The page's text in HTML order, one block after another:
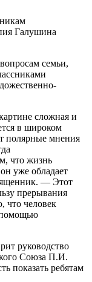
Галушина
семьи,
сложная и
в широком
полярные мнения
что жизнь
уже обладает
— Этот
прерывания
что человек
помощью
руководство
Союза П.И.
показать ребятам